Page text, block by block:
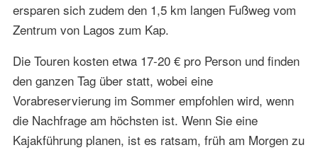
ersparen sich zudem den 1,5 km langen Fußweg vom
Zentrum von Lagos zum Kap.
Die Touren kosten etwa 17-20 € pro Person und finden
den ganzen Tag über statt, wobei eine
Vorabreservierung im Sommer empfohlen wird, wenn
die Nachfrage am höchsten ist. Wenn Sie eine
Kajakführung planen, ist es ratsam, früh am Morgen zu